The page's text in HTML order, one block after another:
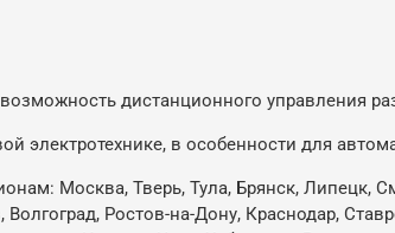
дистанционного управления
электротехнике, в особенности для
Москва, Тверь, Тула, Брянск, Липецк,
Ростов-на-Дону, Краснодар,